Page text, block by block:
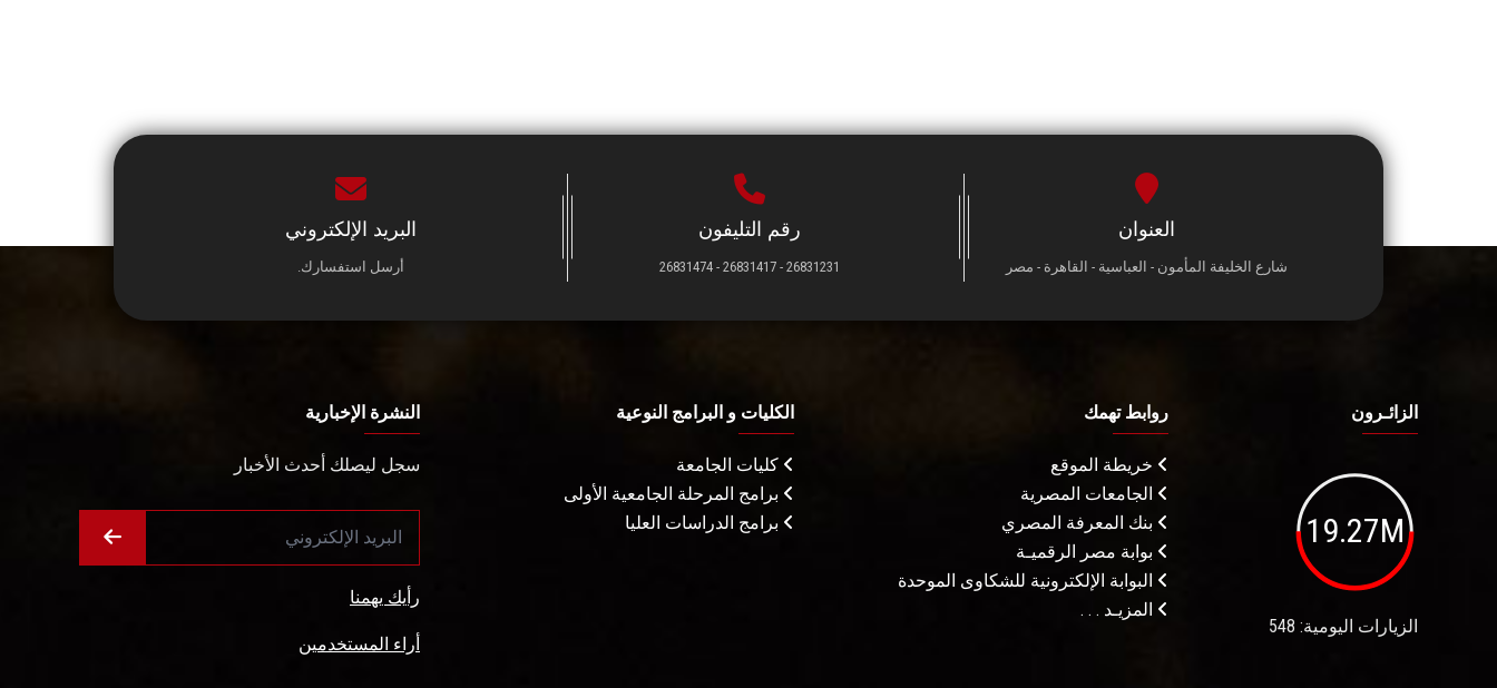
العنوان
شارع الخليفة المأمون - العباسية - القاهرة - مصر
رقم التليفون
26831231 - 26831417 - 26831474
البريد الإلكتروني
أرسل استفسارك.
الزائـرون
19.27M
الزيارات اليومية: 548
روابط تهمك
خريطة الموقع
الجامعات المصرية
بنك المعرفة المصري
بوابة مصر الرقميـة
البوابة الإلكترونية للشكاوى الموحدة
المزيـد . . .
الكليات و البرامج النوعية
كليات الجامعة
برامج المرحلة الجامعية الأولى
برامج الدراسات العليا
النشرة الإخبارية
سجل ليصلك أحدث الأخبار
رأيك يهمنا
أراء المستخدمين